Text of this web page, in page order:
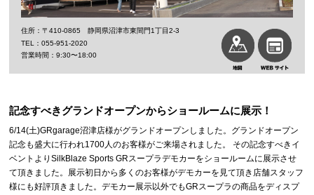
〒410-0865 静岡県沼津市東間門1丁目2-3
055-951-2020
9:30〜18:00
記念すべきグランドオープンからショールームに展示！
6/14(土)GRgarage沼津店様がグランドオープンしました。グランドオープン
記念も盛大に行われ1700人のお客様がご来場されました。 その記念すべきイ
ベントよりSilkBlaze Sports GRスープラデモカーをショールームに展示させ
て頂きました。展示初日から多くのお客様がデモカーを見て頂き店舗スタッフ
様にも好評頂きました。デモカー展示以外でもGRスープラの商品をディスプ